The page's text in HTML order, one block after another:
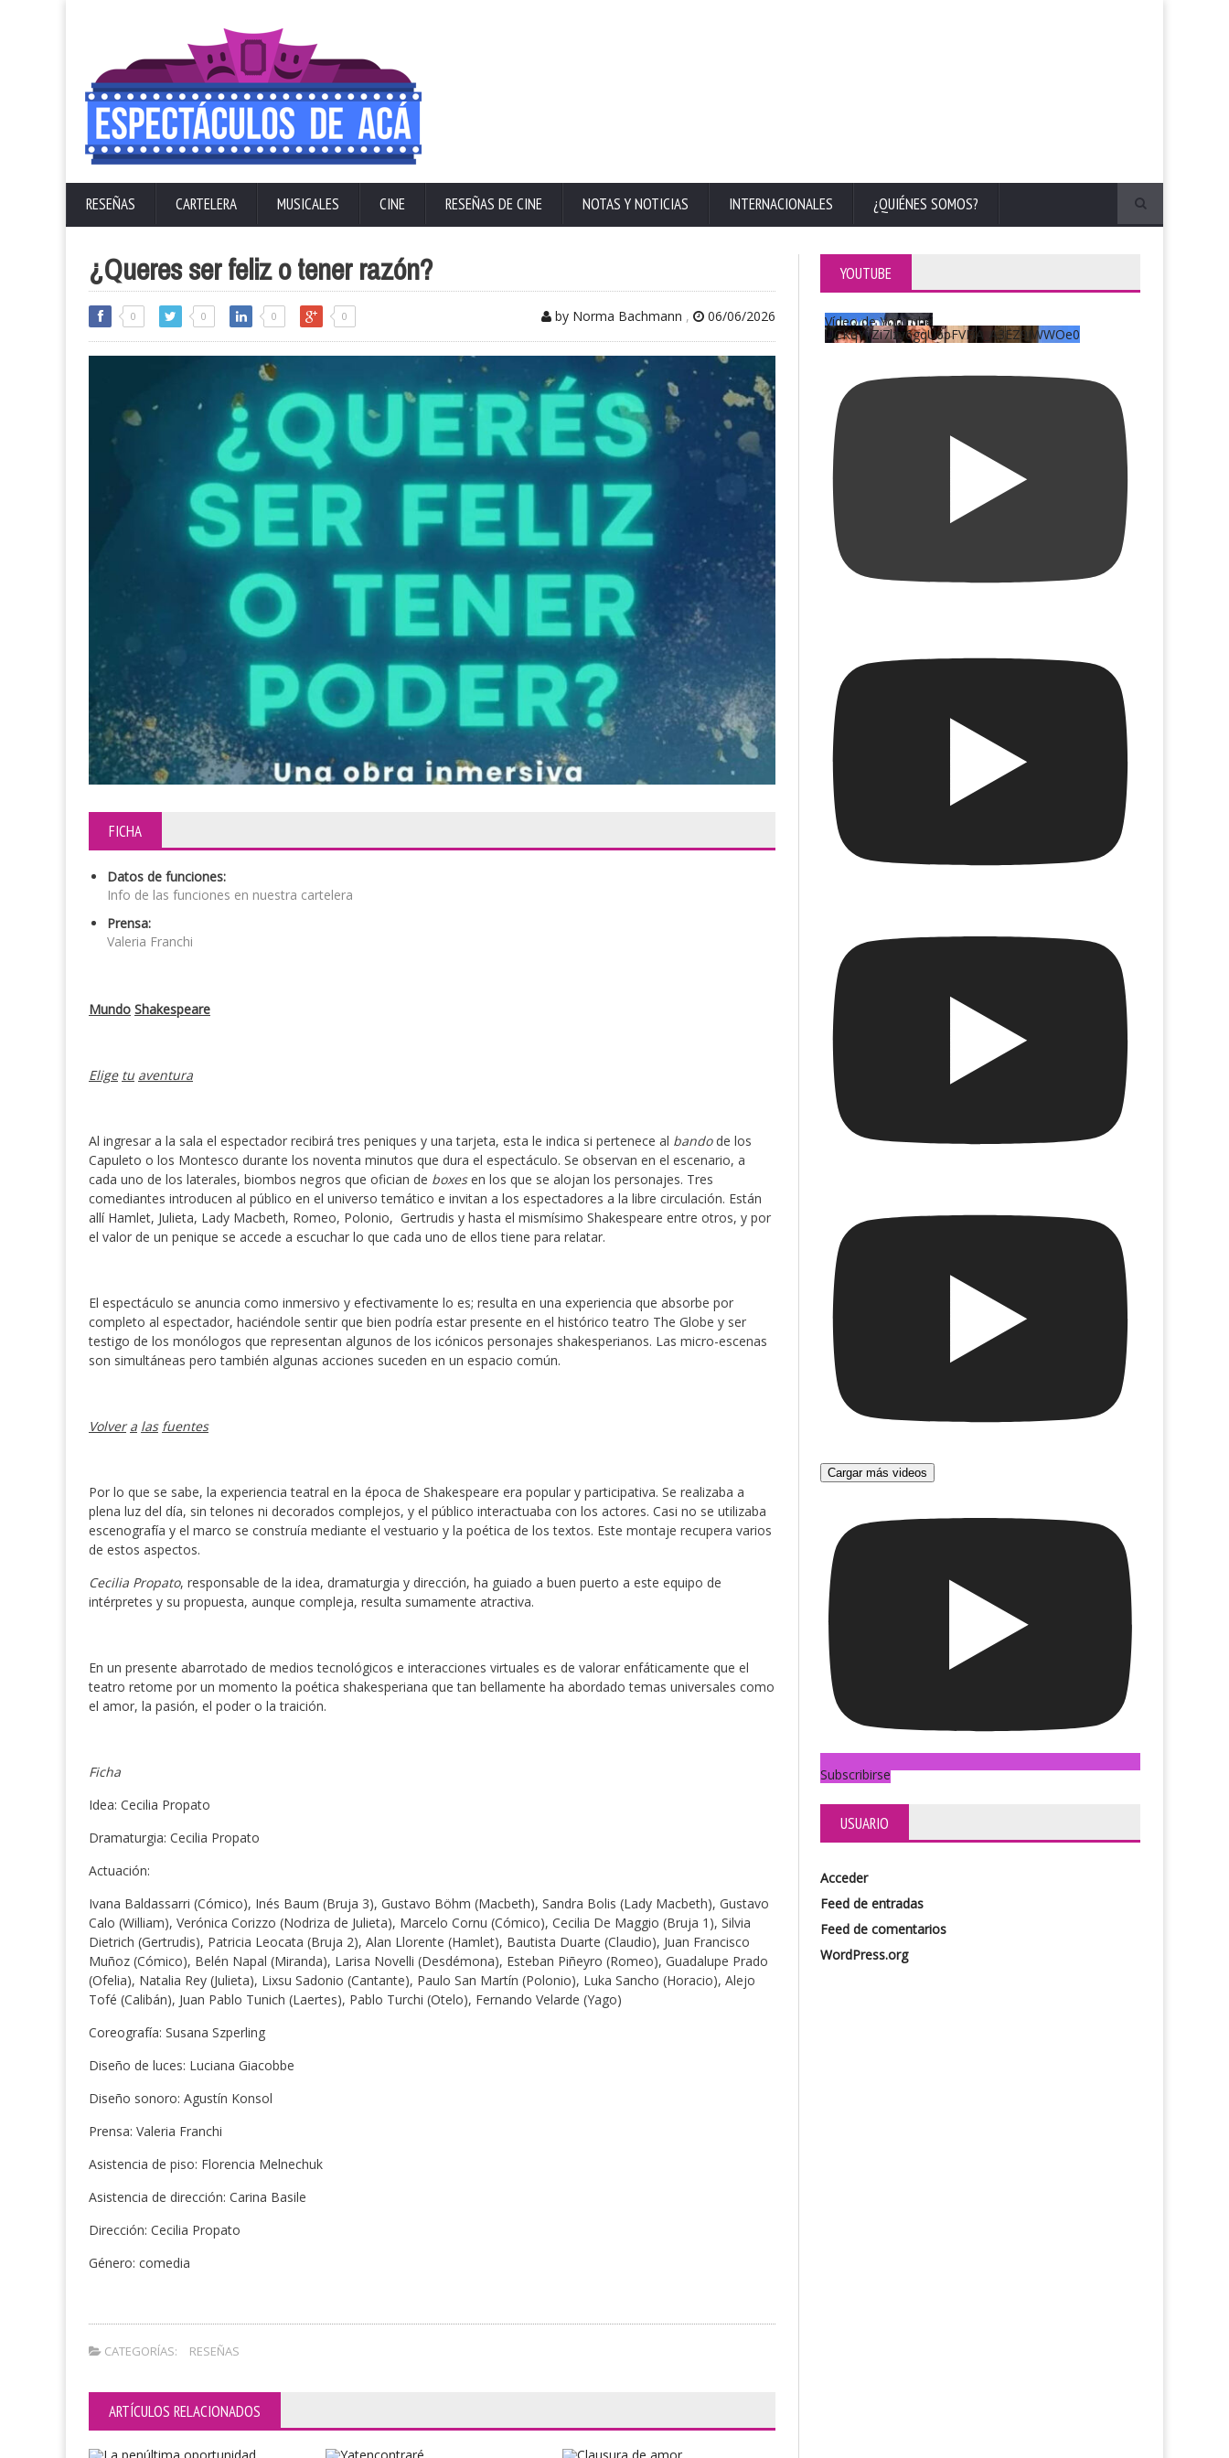
RESEÑAS CARTELERA MUSICALES CINE RESEÑAS DE CINE NOTAS Y NOTICIAS INTERNACIONALES ¿QUIÉNES SOMOS?
¿Queres ser feliz o tener razón?
0 0 0 0 by Norma Bachmann , 06/06/2026
FICHA
Datos de funciones:
Info de las funciones en nuestra cartelera
Prensa:
Valeria Franchi
Mundo Shakespeare
Elige tu aventura
Al ingresar a la sala el espectador recibirá tres peniques y una tarjeta, esta le indica si pertenece al bandode los
Capuleto o los Montesco durante los noventa minutos que dura el espectáculo. Se observan en el escenario, a
cada uno de los laterales, biombos negros que ofician de boxesen los que se alojan los personajes. Tres
comediantes introducen al público en el universo temático e invitan a los espectadores a la libre circulación. Están
allí Hamlet, Julieta, Lady Macbeth, Romeo, Polonio, Gertrudis y hasta el mismísimo Shakespeare entre otros, y por
el valor de un penique se accede a escuchar lo que cada uno de ellos tiene para relatar.
El espectáculo se anuncia como inmersivo y efectivamente lo es; resulta en una experiencia que absorbe por
completo al espectador, haciéndole sentir que bien podría estar presente en el histórico teatro The Globe y ser
testigo de los monólogos que representan algunos de los icónicos personajes shakesperianos. Las micro-escenas
son simultáneas pero también algunas acciones suceden en un espacio común.
Volver a las fuentes
Por lo que se sabe, la experiencia teatral en la época de Shakespeare era popular y participativa. Se realizaba a
plena luz del día, sin telones ni decorados complejos, y el público interactuaba con los actores. Casi no se utilizaba
escenografía y el marco se construía mediante el vestuario y la poética de los textos. Este montaje recupera varios
de estos aspectos.
Cecilia Propato, responsable de la idea, dramaturgia y dirección, ha guiado a buen puerto a este equipo de
intérpretes y su propuesta, aunque compleja, resulta sumamente atractiva.
En un presente abarrotado de medios tecnológicos e interacciones virtuales es de valorar enfáticamente que el
teatro retome por un momento la poética shakesperiana que tan bellamente ha abordado temas universales como
el amor, la pasión, el poder o la traición.
Ficha
Idea: Cecilia Propato
Dramaturgia: Cecilia Propato
Actuación:
Ivana Baldassarri (Cómico), Inés Baum (Bruja 3), Gustavo Böhm (Macbeth), Sandra Bolis (Lady Macbeth), Gustavo
Calo (William), Verónica Corizzo (Nodriza de Julieta), Marcelo Cornu (Cómico), Cecilia De Maggio (Bruja 1), Silvia
Dietrich (Gertrudis), Patricia Leocata (Bruja 2), Alan Llorente (Hamlet), Bautista Duarte (Claudio), Juan Francisco
Muñoz (Cómico), Belén Napal (Miranda), Larisa Novelli (Desdémona), Esteban Piñeyro (Romeo), Guadalupe Prado
(Ofelia), Natalia Rey (Julieta), Lixsu Sadonio (Cantante), Paulo San Martín (Polonio), Luka Sancho (Horacio), Alejo
Tofé (Calibán), Juan Pablo Tunich (Laertes), Pablo Turchi (Otelo), Fernando Velarde (Yago)
Coreografía: Susana Szperling
Diseño de luces: Luciana Giacobbe
Diseño sonoro: Agustín Konsol
Prensa: Valeria Franchi
Asistencia de piso: Florencia Melnechuk
Asistencia de dirección: Carina Basile
Dirección: Cecilia Propato
Género: comedia
CATEGORÍAS: RESEÑAS
ARTÍCULOS RELACIONADOS
YOUTUBE
Vídeo de YouTube
UCKqYjiZi7lzy6gqU6pFVFiA_A3EZ9JWWOe0
Cargar más videos
Subscribirse
USUARIO
Acceder
Feed de entradas
Feed de comentarios
WordPress.org